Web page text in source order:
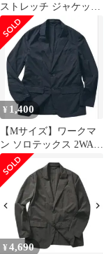
ストレッチ ジャケット
スラックス セット ネイ
ビー M
¥ 1,400
【Mサイズ】ワークマ
ン ソロテックス 2WAY
ワークスーツジャケッ
ト ネイビー
¥ 4,690